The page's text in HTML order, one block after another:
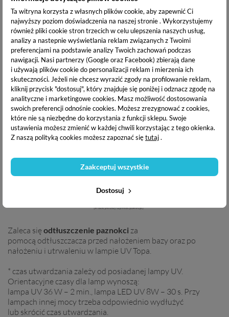
Ta witryna korzysta z własnych plików cookie, aby zapewnić Ci
najwyższy poziom doświadczenia na naszej stronie . Wykorzystujemy
również pliki cookie stron trzecich w celu ulepszenia naszych usług,
analizy a nastepnie wyświetlania reklam związanych z Twoimi
preferencjami na podstawie analizy Twoich zachowań podczas
nawigacji. Nasi partnerzy (Google oraz Facebook) zbierają dane
i używają plików cookie do personalizacji reklam i mierzenia ich
skuteczności. Jeżeli nie chcesz wyrazić zgody na profilowanie reklam,
kliknij przycisk "dostosuj", który znajduje się poniżej i odznacz zgodę na
analityczne i marketingowe cookies. Masz możliwość dostosowania
swoich preferencji odnośnie cookies. Możesz zrezygnować z cookies,
które nie są niezbędne do korzystania z funkcji sklepu. Swoje
ustawienia możesz zmienić w każdej chwili korzystając z tego okienka.
Z naszą polityką cookies możesz zapoznać siętutaj.
Dostosuj
Zaakceptuj wszystkie
Gęstość nowej, ulepszonej formuły systemu hybrydowego
Color IT została poprawiona o 50%. Nakłada się łatwo i
szybko. Nie osłabia płytki i bezproblemowo ściąga się z
paznokcia.
Sposób użycia:
Zaleca sięodtłuszczenie paznokciza
pomocą odtłuszczacza przed nałożeniem bazy oraz po
nałożeniu i utrwaleniu w lampie UV Topa.
* czas utwardzania zależy od posiadanej lampy UV.
Orientacyjne czasy dla lamp wynoszą:
lampa UV 36 W – 2 min., lampa LED UV 8W – 30 s. Przy
lampach innej mocy trzeba odpowiednio wydłużyć
lub skrócić czas utwardzania.